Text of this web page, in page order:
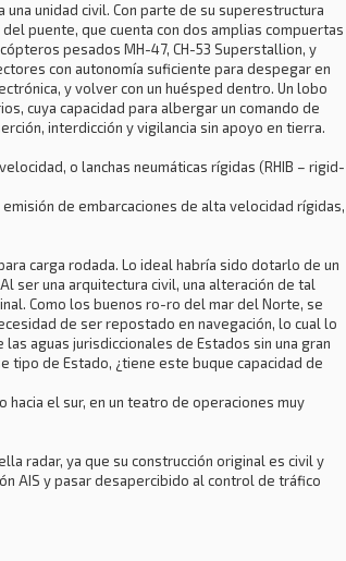
unidad civil. Con parte de su superestructura
puente, que cuenta con dos amplias compuertas
pesados MH-47, CH-53 Superstallion, y
con autonomía suficiente para despegar en
y volver con un huésped dentro. Un lobo
cuya capacidad para albergar un comando de
interdicción y vigilancia sin apoyo en tierra.
o lanchas neumáticas rígidas (RHIB – rigid-
de embarcaciones de alta velocidad rígidas,
carga rodada. Lo ideal habría sido dotarlo de un
ser una arquitectura civil, una alteración de tal
Como los buenos ro-ro del mar del Norte, se
de ser repostado en navegación, lo cual lo
aguas jurisdiccionales de Estados sin una gran
tipo de Estado, ¿tiene este buque capacidad de
hacia el sur, en un teatro de operaciones muy
radar, ya que su construcción original es civil y
AIS y pasar desapercibido al control de tráfico